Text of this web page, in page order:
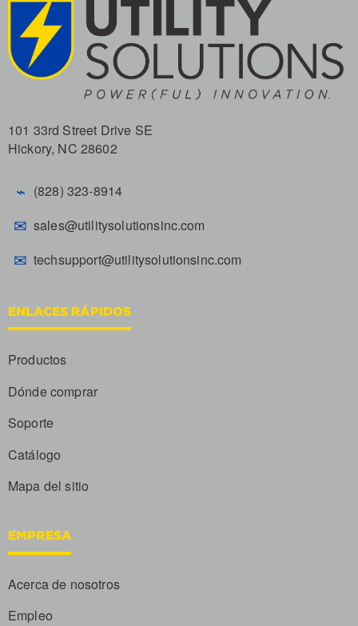
101 33rd Street Drive SE
Hickory, NC 28602
⌁ (828) 323-8914
✉ sales@utilitysolutionsinc.com
✉ techsupport@utilitysolutionsinc.com
ENLACES RÁPIDOS
Productos
Dónde comprar
Soporte
Catálogo
Mapa del sitio
EMPRESA
Acerca de nosotros
Empleo